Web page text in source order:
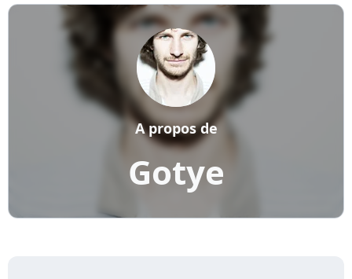
Gotye
A propos de